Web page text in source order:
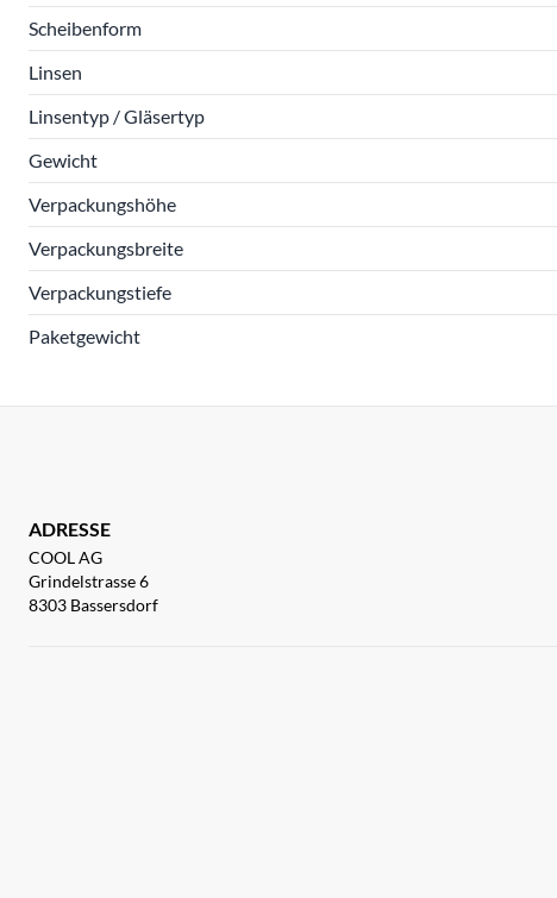
Scheibenform
Linsen
Linsentyp / Gläsertyp
Gewicht
Verpackungshöhe
Verpackungsbreite
Verpackungstiefe
Paketgewicht
ADRESSE
COOL AG
Grindelstrasse 6
8303 Bassersdorf